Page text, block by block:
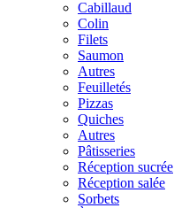
Cabillaud
Colin
Filets
Saumon
Autres
Feuilletés
Pizzas
Quiches
Autres
Pâtisseries
Réception sucrée
Réception salée
Sorbets